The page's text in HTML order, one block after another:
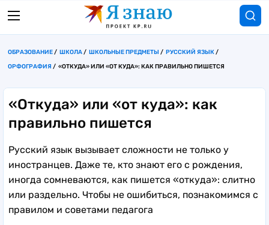
ОБРАЗОВАНИЕ ШКОЛА ШКОЛЬНЫЕ ПРЕДМЕТЫ
РУССКИЙ ЯЗЫК
ОРФОГРАФИЯ
«ОТКУДА» ИЛИ «ОТ КУДА»: КАК ПРАВИЛЬНО ПИШЕТСЯ
«Откуда» или «от куда»: как
правильно пишется
Русский язык вызывает сложности не только у
иностранцев. Даже те, кто знают его с рождения,
иногда сомневаются, как пишется «откуда»: слитно
или раздельно. Чтобы не ошибиться, познакомимся с
правилом и советами педагога